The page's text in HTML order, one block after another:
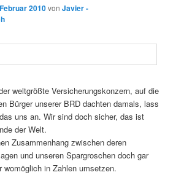
2010vonJavier -
weltgrößte Versicherungskonzern, auf die
Bürger unserer BRD dachten damals, lass
uns an. Wir sind doch sicher, das ist
der Welt.
Zusammenhang zwischen deren
und unseren Spargroschen doch gar
womöglich in Zahlen umsetzen.